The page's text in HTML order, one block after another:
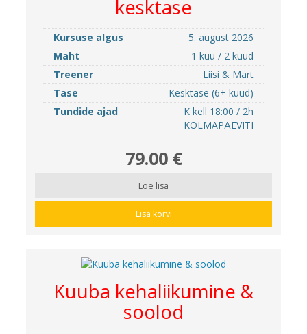
kesktase
Kursuse algus
5. august 2026
Maht
1 kuu / 2 kuud
Treener
Liisi & Märt
Tase
Kesktase (6+ kuud)
Tundide ajad
K kell 18:00 / 2h
KOLMAPÄEVITI
79.00 €
Loe lisa
Lisa korvi
Kuuba kehaliikumine &
soolod